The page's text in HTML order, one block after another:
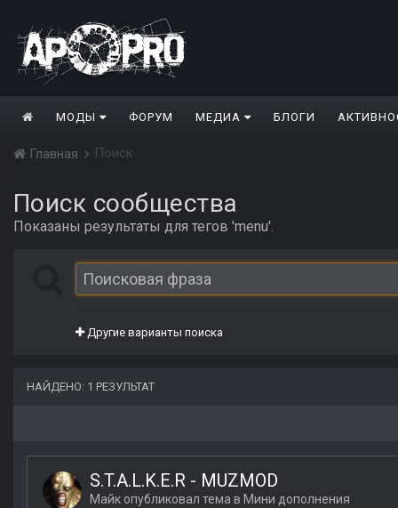
МОДЫ ФОРУМ МЕДИА БЛОГИ
Главная Поиск
Поиск сообщества
Показаны результаты для тегов 'menu'.
Другие варианты поиска
НАЙДЕНО: 1 РЕЗУЛЬТАТ
S.T.A.L.K.E.R - MUZMOD
Майк опубликовал тема в Мини дополнения